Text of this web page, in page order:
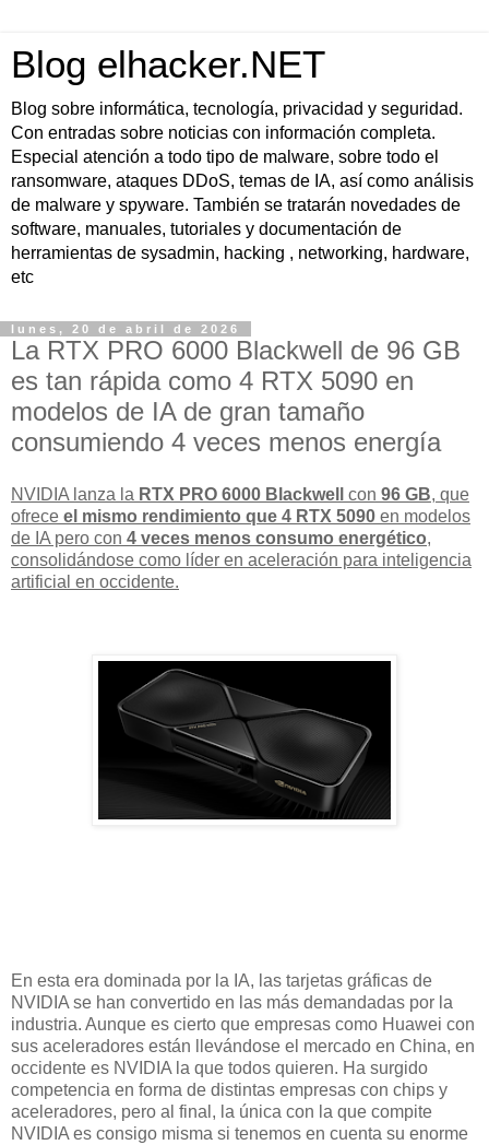
Blog elhacker.NET
Blog sobre informática, tecnología, privacidad y seguridad.
Con entradas sobre noticias con información completa.
Especial atención a todo tipo de malware, sobre todo el
ransomware, ataques DDoS, temas de IA, así como análisis
de malware y spyware. También se tratarán novedades de
software, manuales, tutoriales y documentación de
herramientas de sysadmin, hacking , networking, hardware,
etc
lunes, 20 de abril de 2026
La RTX PRO 6000 Blackwell de 96 GB
es tan rápida como 4 RTX 5090 en
modelos de IA de gran tamaño
consumiendo 4 veces menos energía
NVIDIA lanza la RTX PRO 6000 Blackwell con 96 GB, que
ofrece el mismo rendimiento que 4 RTX 5090 en modelos
de IA pero con 4 veces menos consumo energético,
consolidándose como líder en aceleración para inteligencia
artificial en occidente.
En esta era dominada por la IA, las tarjetas gráficas de
NVIDIA se han convertido en las más demandadas por la
industria. Aunque es cierto que empresas como Huawei con
sus aceleradores están llevándose el mercado en China, en
occidente es NVIDIA la que todos quieren. Ha surgido
competencia en forma de distintas empresas con chips y
aceleradores, pero al final, la única con la que compite
NVIDIA es consigo misma si tenemos en cuenta su enorme